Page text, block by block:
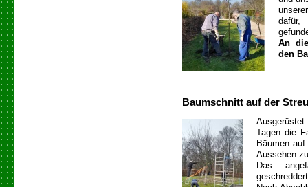
An
den
Baumschnitt auf der
Tagen die
Bäumen
Aussehen
Das